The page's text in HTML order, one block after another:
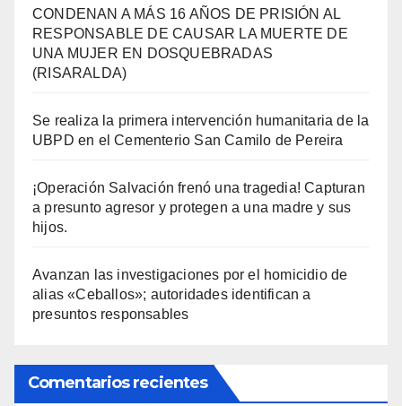
CONDENAN A MÁS 16 AÑOS DE PRISIÓN AL
RESPONSABLE DE CAUSAR LA MUERTE DE
UNA MUJER EN DOSQUEBRADAS
(RISARALDA)
Se realiza la primera intervención humanitaria de la
UBPD en el Cementerio San Camilo de Pereira
¡Operación Salvación frenó una tragedia! Capturan
a presunto agresor y protegen a una madre y sus
hijos.
Avanzan las investigaciones por el homicidio de
alias «Ceballos»; autoridades identifican a
presuntos responsables
Comentarios recientes